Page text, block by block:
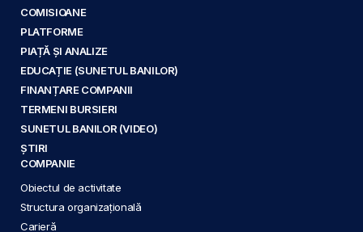
COMISIOANE
PLATFORME
PIAȚĂ ȘI ANALIZE
EDUCAȚIE (SUNETUL BANILOR)
FINANȚARE COMPANII
TERMENI BURSIERI
SUNETUL BANILOR (VIDEO)
ȘTIRI
COMPANIE
Obiectul de activitate
Structura organizațională
Carieră